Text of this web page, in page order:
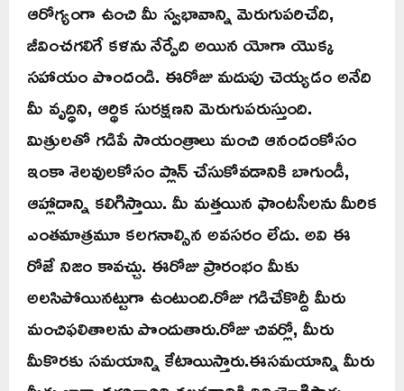
ఆరోగ్యంగా ఉంచి మీ స్వభావాన్ని మెరుగుపరిచేది,
జీవించగలిగే కళను నేర్పేది అయిన యోగా యొక్క
సహాయం పొందండి. ఈరోజు మదుపు చెయ్యడం అనేది
మీ వృద్ధిని, ఆర్థిక సురక్షణని మెరుగుపరుస్తుంది.
మిత్రులతో గడిపే సాయంత్రాలు మంచి ఆనందంకోసం
ఇంకా శెలవులకోసం ప్లాన్ చేసుకోవడానికి బాగుండీ,
ఆహ్లాదాన్ని కలిగిస్తాయి. మీ మత్తయిన ఫాంటసీలను మీరిక
ఎంతమాత్రమూ కలగనాల్సిన అవసరం లేదు. అవి ఈ
రోజే నిజం కావచ్చు. ఈరోజు ప్రారంభం మీకు
అలసిపోయినట్టుగా ఉంటుంది.రోజు గడిచేకొద్దీ మీరు
మంచిఫలితాలను పొందుతారు.రోజు చివర్లో, మీరు
మీకొరకు సమయాన్ని కేటాయిస్తారు.ఈసమయాన్ని మీరు